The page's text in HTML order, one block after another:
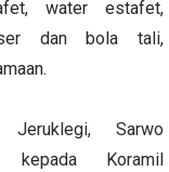
water estafet,
dan bola tali,
Jeruklegi, Sarwo
kepada Koramil